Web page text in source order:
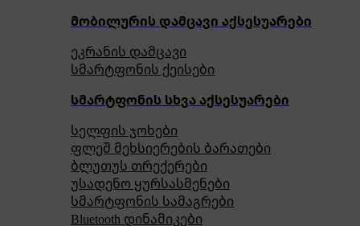
მობილურის დამცავი აქსესუარები
ეკრანის დამცავი
სმარტფონის ქეისები
სმარტფონის სხვა აქსესუარები
სელფის ჯოხები
ფლეშ მეხსიერების ბარათები
ბლუთუს თრექერები
უსადენო ყურსასმენები
სმარტფონის სამაგრები
Bluetooth დინამიკები